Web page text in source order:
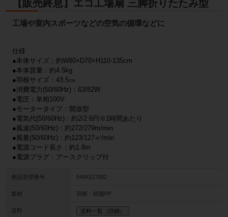
【販売終息】エコ工場扇 三脚折りたたみ型
工場や室内スポーツなどの空気の循環などに
仕様
●本体サイズ：約W80×D70×H110-135cm
●本体質量：約4.5kg
●羽根サイズ：43.5㎝
●消費電力(50/60Hz)：63/82W
●電圧：単相100V
●モータータイプ：開放型
●電気代(50/60Hz)：約2/2.6円※1時間あたり
●風速(50/60Hz)：約272/279m/min
●風量(50/60Hz)：約123/127㎥/min
●電源コード長さ：約1.8m
●電源プラグ：アースクリップ付
商品管理番号 5494127002
素材 羽根：樹脂PP
送料 送料一覧（詳細）